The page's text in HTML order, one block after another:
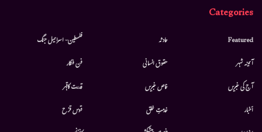
Categories
Featured
آئینہ شہر
آج کی خبریں
أخبار
حادثہ
حقوق انسانی
خاص خبریں
خدمتِ خلق
فلسطین- اسرائیل جنگ
فن فنکار
قدرت کاقہر
قوس قزح